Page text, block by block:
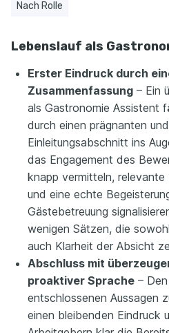
Nach Rolle
Lebenslauf als
Erster Eindruck durch
Zusammenfassung – Ein
als Gastronomie Assistent
durch einen prägnanten
Einleitungsabschnitt ins
das Engagement des
knapp vermitteln,
und eine echte
Gästebetreuung
wenigen Sätzen, die
auch Klarheit der Absicht
Abschluss mit
proaktiver Sprache –
entschlossenen Aussagen
einen bleibenden Eindruck